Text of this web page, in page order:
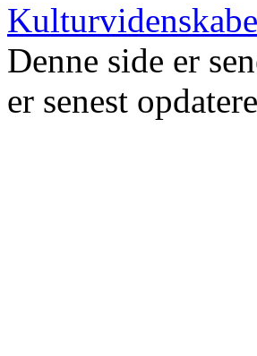
Denne side er
er senest